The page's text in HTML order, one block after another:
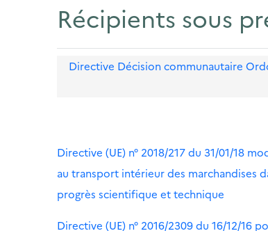
Récipients sous
Directive Décision communautaire
Directive (UE) n° 2018/217 du 31/01/18
au transport intérieur des marchandises
progrès scientifique et technique
Directive (UE) n° 2016/2309 du 16/12/